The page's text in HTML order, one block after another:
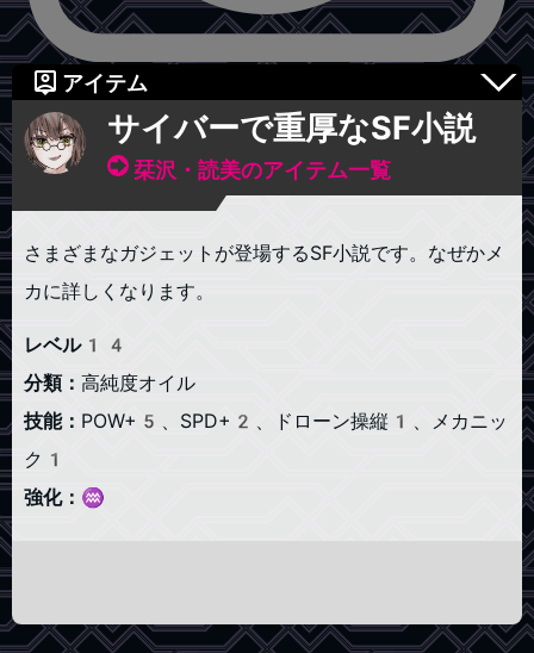
アイテム
サイバーで重厚なSF小説
栞沢・読美のアイテム一覧
さまざまなガジェットが登場するSF小説です。なぜかメ
カに詳しくなります。
レベル14
分類： 高純度オイル
技能： POW+5、SPD+2、ドローン操縦1、メカニッ
ク1
強化： ♒